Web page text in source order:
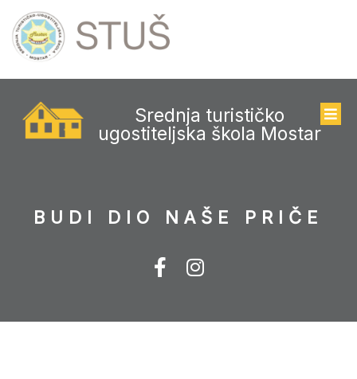
Srednja turističko
ugostiteljska škola Mostar
BUDI DIO NAŠE PRIČE